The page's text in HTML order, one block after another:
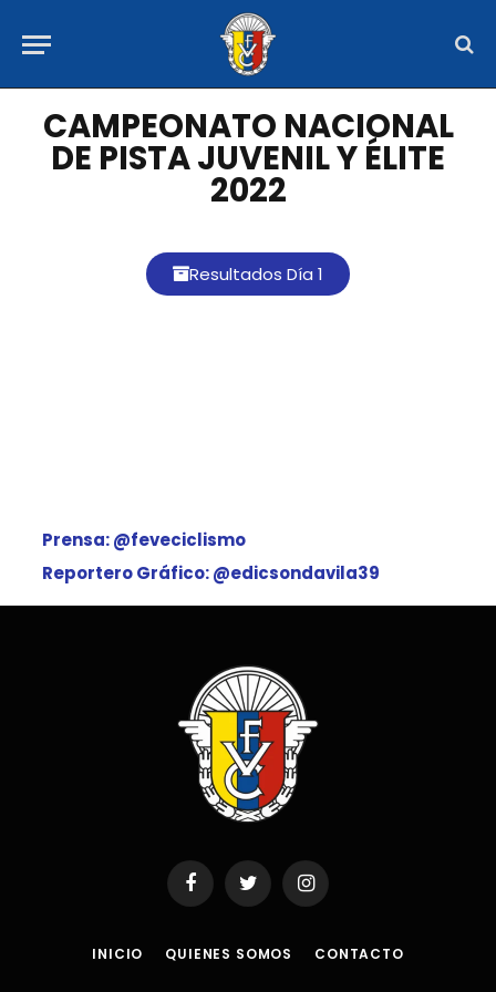
CAMPEONATO NACIONAL
DE PISTA JUVENIL Y ÉLITE
2022
Resultados Día 1
Prensa: @feveciclismo
Reportero Gráfico: @edicsondavila39
FacebookTwitter Instagram
INICIO QUIENES SOMOS CONTACTO